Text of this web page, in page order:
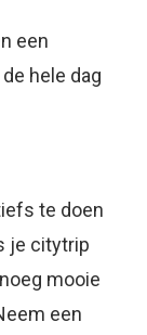
een
hele dag
te doen
je citytrip
mooie
een